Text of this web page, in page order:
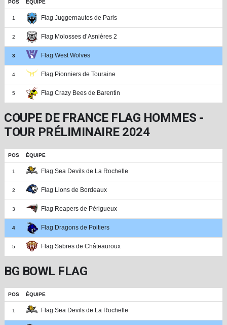
POS ÉQUIPE
1 Flag Juggernautes de Paris
2 Flag Molosses d’Asnières 2
3 Flag West Wolves
4 Flag Pionniers de Touraine
5 Flag Crazy Bees de Barentin
COUPE DE FRANCE FLAG HOMMES -
TOUR PRÉLIMINAIRE 2024
POS ÉQUIPE
1 Flag Sea Devils de La Rochelle
2 Flag Lions de Bordeaux
3 Flag Reapers de Périgueux
4 Flag Dragons de Poitiers
5 Flag Sabres de Châteauroux
BG BOWL FLAG
POS ÉQUIPE
1 Flag Sea Devils de La Rochelle